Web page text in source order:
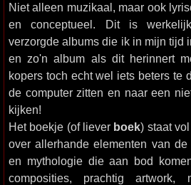
Niet alleen muzikaal, maar ook
en conceptueel. Dit is
verzorgde albums die ik in mijn tijd
en zo'n album als dit herinnert
kopers toch echt wel iets beters te
de computer zitten en naar een
kijken!
Het boekje (of liever boek) staat
over allerhande elementen van
en mythologie die aan bod
composities, prachtig